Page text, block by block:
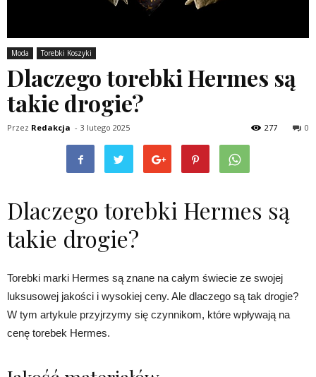
Moda Torebki Koszyki
Dlaczego torebki Hermes są
takie drogie?
Przez Redakcja - 3 lutego 2025 0
277
Dlaczego torebki Hermes są
takie drogie?
Torebki marki Hermes są znane na całym świecie ze swojej
luksusowej jakości i wysokiej ceny. Ale dlaczego są tak drogie?
W tym artykule przyjrzymy się czynnikom, które wpływają na
cenę torebek Hermes.